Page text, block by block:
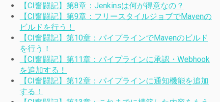
【CI奮闘記】第8章：Jenkinsは何が得意なの？
【CI奮闘記】第9章：フリースタイルジョブでMavenの
ビルドを行う！
【CI奮闘記】第10章：パイプラインでMavenのビルド
を行う！
【CI奮闘記】第11章：パイプラインに承認・Webhook
を追加する！
【CI奮闘記】第12章：パイプラインに通知機能を追加
する！